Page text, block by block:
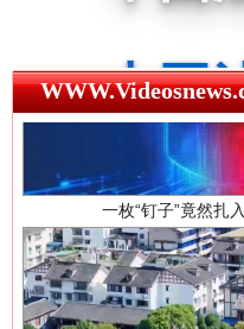
中国
中
中国